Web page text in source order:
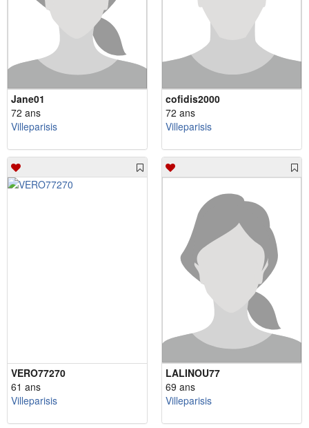
Jane01
72 ans
Villeparisis
cofidis2000
72 ans
Villeparisis
VERO77270
61 ans
Villeparisis
LALINOU77
69 ans
Villeparisis